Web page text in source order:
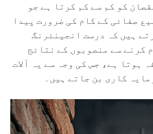
کو کم سے کم کرتا ہے جو
صفائی کے کام کی ضرورت پیدا
ہیں کہ درست انجینئرنگ
کرنے سے منصوبوں کے نتائج
ہوتا ہے، جس کی وجہ سے یہ آلات
کاری بن جاتے ہیں۔